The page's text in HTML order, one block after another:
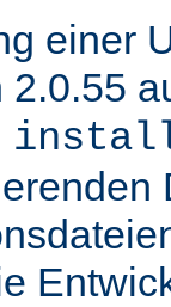
einer